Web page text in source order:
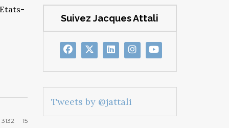
3132 15
Suivez Jacques Attali
Tweets by @jattali